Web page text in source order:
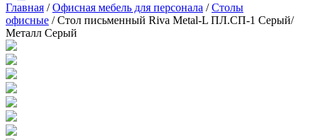
Главная /Офисная мебель для персонала /Столы
офисные / Стол письменный Riva Metal-L ПЛ.СП-1 Серый/
Металл Серый